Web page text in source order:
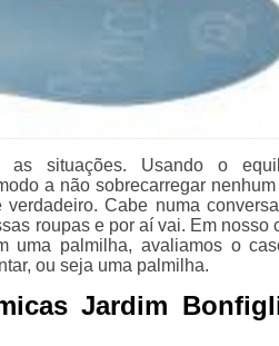
situações. Usando o
a não sobrecarregar
Cabe numa
roupas e por aí vai. Em nosso
uma palmilha, avaliamos o
ou seja uma palmilha.
Jardim